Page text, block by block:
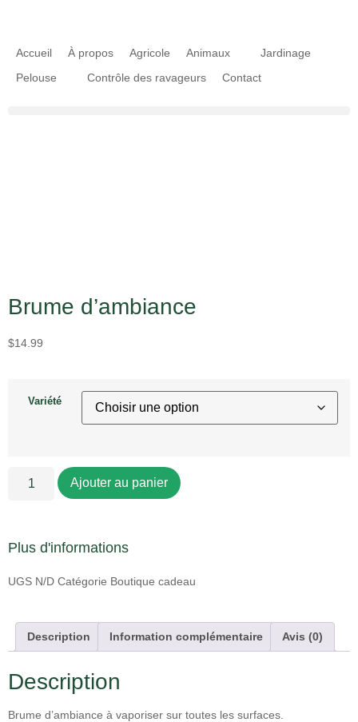
Accueil À propos Agricole Animaux
Jardinage
Pelouse
Contrôle des ravageurs Contact
Brume d’ambiance
$14.99
Variété
Ajouter au panier
Plus d'informations
UGS N/D Catégorie Boutique cadeau
Description Information complémentaire Avis (0)
Description
Brume d’ambiance à vaporiser sur toutes les surfaces.